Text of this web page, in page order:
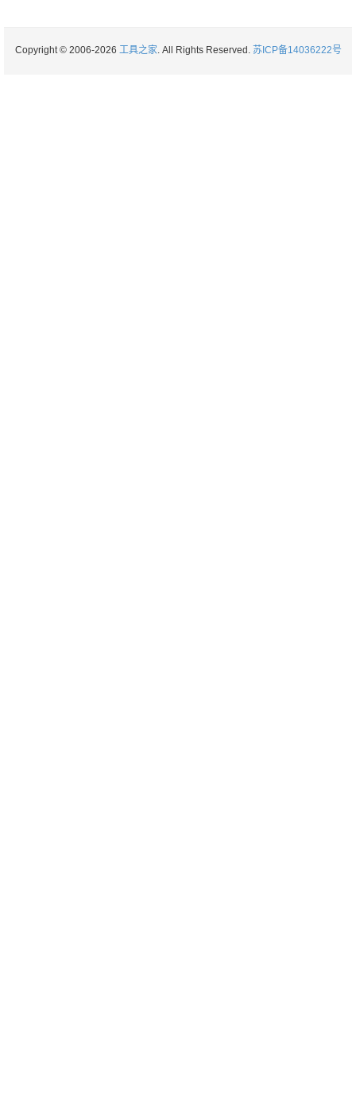
Copyright © 2006-2026 工具之家. All Rights Reserved. 苏ICP备14036222号